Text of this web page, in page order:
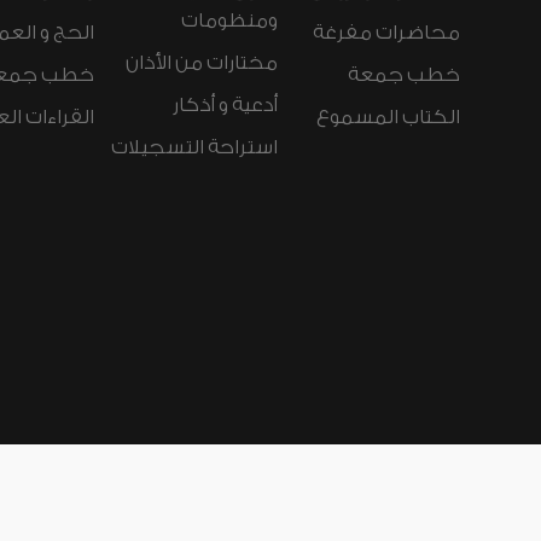
محاضرات مفرغة
خطب جمعة
الكتاب المسموع
ومنظومات
مختارات من الأذان
أدعية و أذكار
استراحة التسجيلات
الحج و
خطب
القراءات